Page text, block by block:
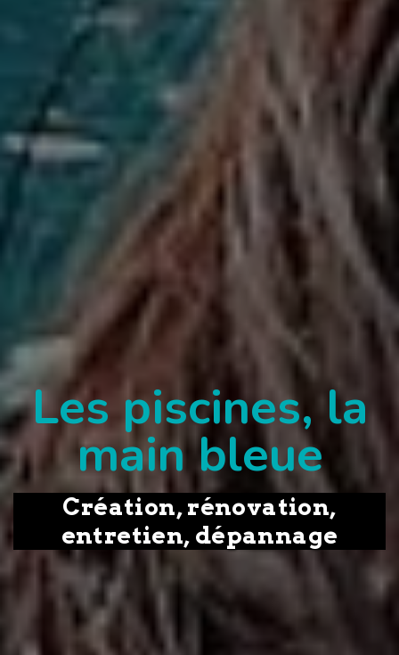
Les piscines, la
main bleue
Création, rénovation,
entretien, dépannage